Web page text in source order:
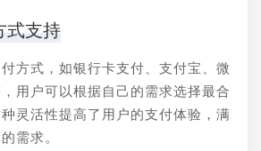
式支持
方式，如银行卡支付、支付宝、微
用户可以根据自己的需求选择最合
灵活性提高了用户的支付体验，满
需求。